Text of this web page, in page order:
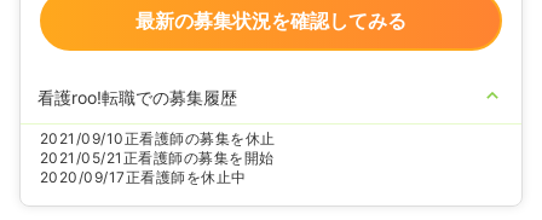
最新の募集状況を確認してみる
看護roo!転職での募集履歴
2021/09/10正看護師の募集を休止
2021/05/21 正看護師の募集を開始
2020/09/17正看護師を休止中